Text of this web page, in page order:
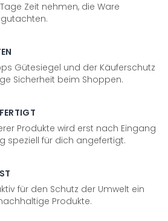
Zeit nehmen, die Ware
Gütesiegel und der Käuferschutz
Sicherheit beim Shoppen.
Produkte wird erst nach Eingang
speziell für dich angefertigt.
für den Schutz der Umwelt ein
Produkte.